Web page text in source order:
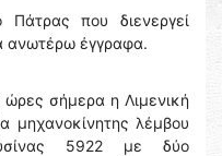
Πάτρας που διενεργεί
ανωτέρω έγγραφα.
σήμερα η Λιμενική
μηχανοκίνητης λέμβου
5922 με δύο